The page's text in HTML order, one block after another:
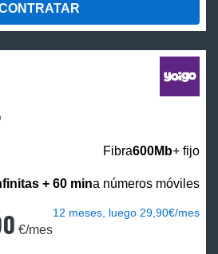
Fibra600Mb+ fijo
+ 60 mina números móviles
€/mes
12 meses, luego 29,90€/mes